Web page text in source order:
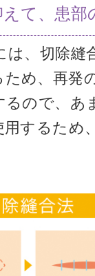
て、患部
、切除縫
め、再発
ので、あ
するため